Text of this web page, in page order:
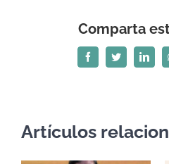
Comparta
FacebookTwitter
Artículos